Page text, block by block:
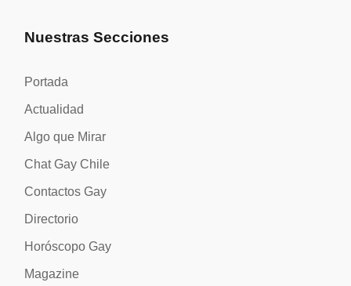
Nuestras Secciones
Portada
Actualidad
Algo que Mirar
Chat Gay Chile
Contactos Gay
Directorio
Horóscopo Gay
Magazine